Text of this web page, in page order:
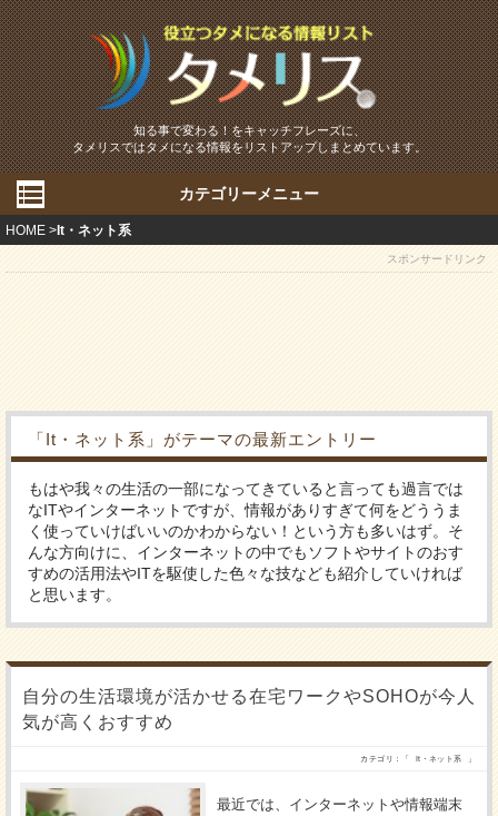
知る事で変わる！をキャッチフレーズに、
タメリスではタメになる情報をリストアップしまとめています。
カテゴリーメニュー
HOME It・ネット系
スポンサードリンク
「It・ネット系」がテーマの最新エントリー
もはや我々の生活の一部になってきていると言っても過言では
なITやインターネットですが、情報がありすぎて何をどううま
く使っていけばいいのかわからない！という方も多いはず。そ
んな方向けに、インターネットの中でもソフトやサイトのおす
すめの活用法やITを駆使した色々な技なども紹介していければ
と思います。
自分の生活環境が活かせる在宅ワークやSOHOが今人
気が高くおすすめ
カテゴリ：「 It・ネット系 」
最近では、インターネットや情報端末